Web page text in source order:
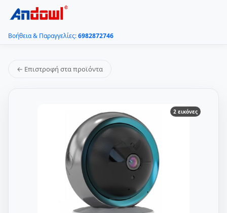
Βοήθεια & Παραγγελίες:6982872746
← Επιστροφή στα προϊόντα
2 εικόνες